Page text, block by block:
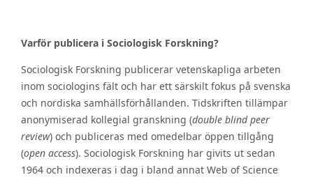
Varför publicera i Sociologisk Forskning?
Sociologisk Forskning publicerar vetenskapliga arbeten
inom sociologins fält och har ett särskilt fokus på svenska
och nordiska samhällsförhållanden. Tidskriften tillämpar
anonymiserad kollegial granskning (double blind peer
review) och publiceras med omedelbar öppen tillgång
(open access). Sociologisk Forskning har givits ut sedan
1964 och indexeras i dag i bland annat Web of Science